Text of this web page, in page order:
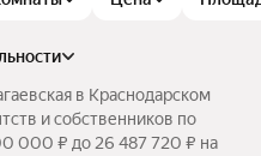
в Краснодарском
и собственников по
000 ₽ до 26 487 720 ₽ на